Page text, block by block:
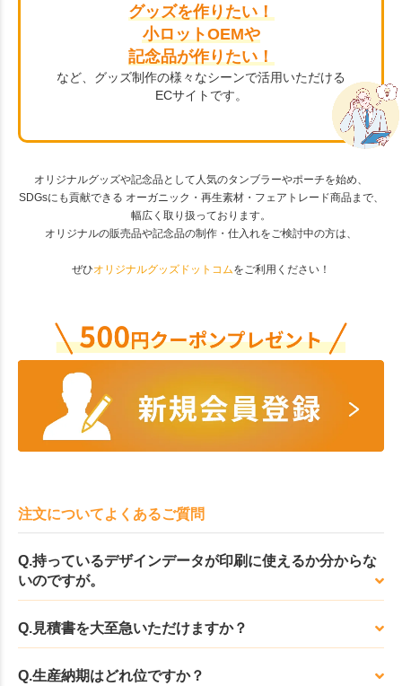
グッズを作りたい！
小ロットOEMや
記念品が作りたい！
など、グッズ制作の様々なシーンで活用いただける
ECサイトです。
オリジナルグッズや記念品として人気のタンブラーやポーチを始め、
SDGsにも貢献できる オーガニック・再生素材・フェアトレード商品まで、
幅広く取り扱っております。
オリジナルの販売品や記念品の制作・仕入れをご検討中の方は、
ぜひオリジナルグッズドットコムをご利用ください！
注文についてよくあるご質問
Q.持っているデザインデータが印刷に使えるか分からな
いのですが。
Q.見積書を大至急いただけますか？
Q.生産納期はどれ位ですか？